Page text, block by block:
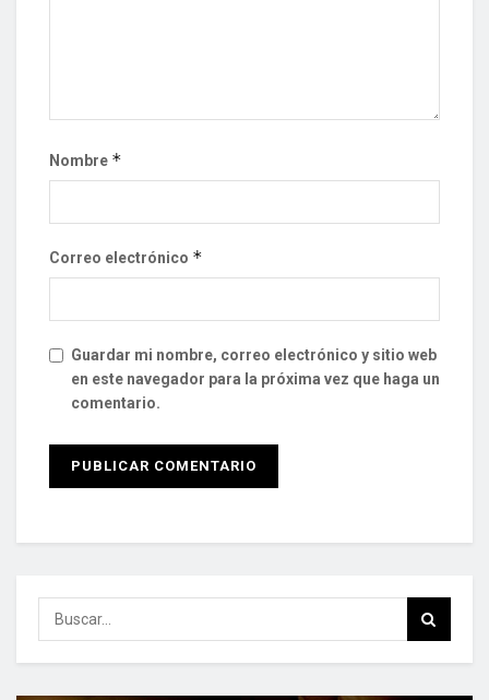
Nombre *
Correo electrónico *
Guardar mi nombre, correo electrónico y sitio web
en este navegador para la próxima vez que haga un
comentario.